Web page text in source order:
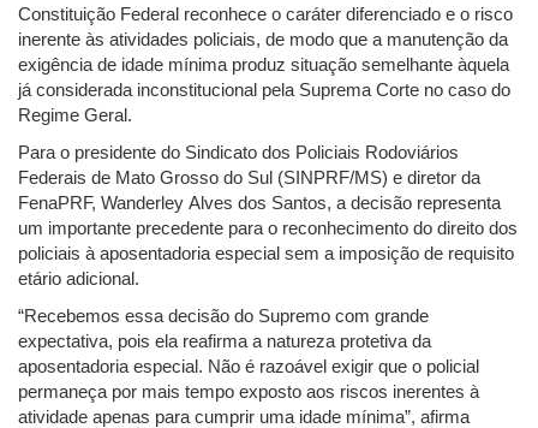
Constituição Federal reconhece o caráter diferenciado e o risco
inerente às atividades policiais, de modo que a manutenção da
exigência de idade mínima produz situação semelhante àquela
já considerada inconstitucional pela Suprema Corte no caso do
Regime Geral.
Para o presidente do Sindicato dos Policiais Rodoviários
Federais de Mato Grosso do Sul (SINPRF/MS) e diretor da
FenaPRF, Wanderley Alves dos Santos, a decisão representa
um importante precedente para o reconhecimento do direito dos
policiais à aposentadoria especial sem a imposição de requisito
etário adicional.
“Recebemos essa decisão do Supremo com grande
expectativa, pois ela reafirma a natureza protetiva da
aposentadoria especial. Não é razoável exigir que o policial
permaneça por mais tempo exposto aos riscos inerentes à
atividade apenas para cumprir uma idade mínima”, afirma